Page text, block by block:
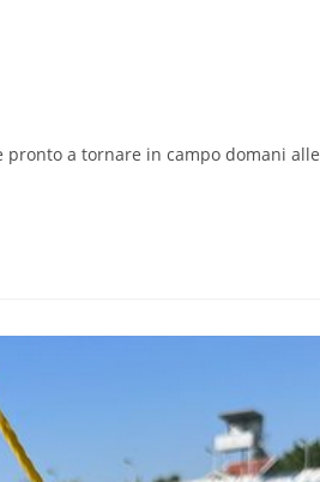
pronto a tornare in campo domani alle